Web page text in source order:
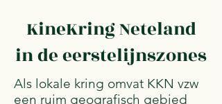
KineKring Neteland
in de eerstelijnszones
Als lokale kring omvat KKN vzw
een ruim geografisch gebied